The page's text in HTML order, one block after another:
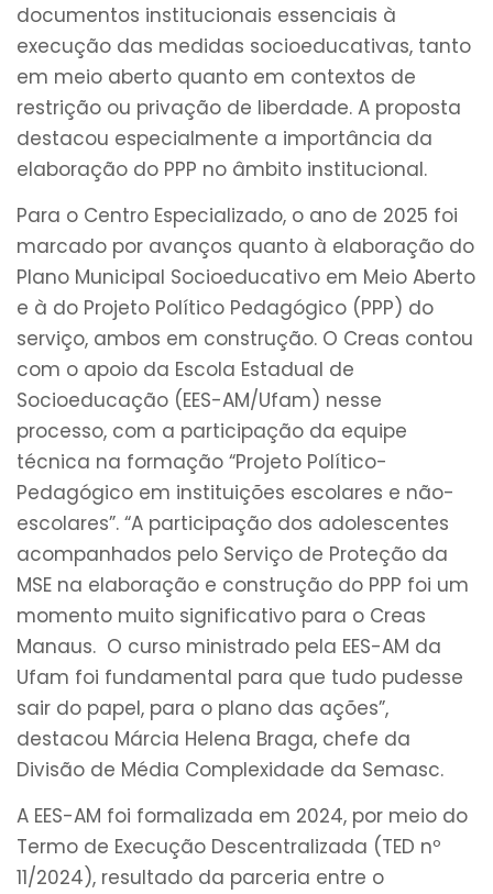
documentos institucionais essenciais à
execução das medidas socioeducativas, tanto
em meio aberto quanto em contextos de
restrição ou privação de liberdade. A proposta
destacou especialmente a importância da
elaboração do PPP no âmbito institucional.
Para o Centro Especializado, o ano de 2025 foi
marcado por avanços quanto à elaboração do
Plano Municipal Socioeducativo em Meio Aberto
e à do Projeto Político Pedagógico (PPP) do
serviço, ambos em construção. O Creas contou
com o apoio da Escola Estadual de
Socioeducação (EES-AM/Ufam) nesse
processo, com a participação da equipe
técnica na formação “Projeto Político-
Pedagógico em instituições escolares e não-
escolares”. “A participação dos adolescentes
acompanhados pelo Serviço de Proteção da
MSE na elaboração e construção do PPP foi um
momento muito significativo para o Creas
Manaus. O curso ministrado pela EES-AM da
Ufam foi fundamental para que tudo pudesse
sair do papel, para o plano das ações”,
destacou Márcia Helena Braga, chefe da
Divisão de Média Complexidade da Semasc.
A EES-AM foi formalizada em 2024, por meio do
Termo de Execução Descentralizada (TED nº
11/2024), resultado da parceria entre o